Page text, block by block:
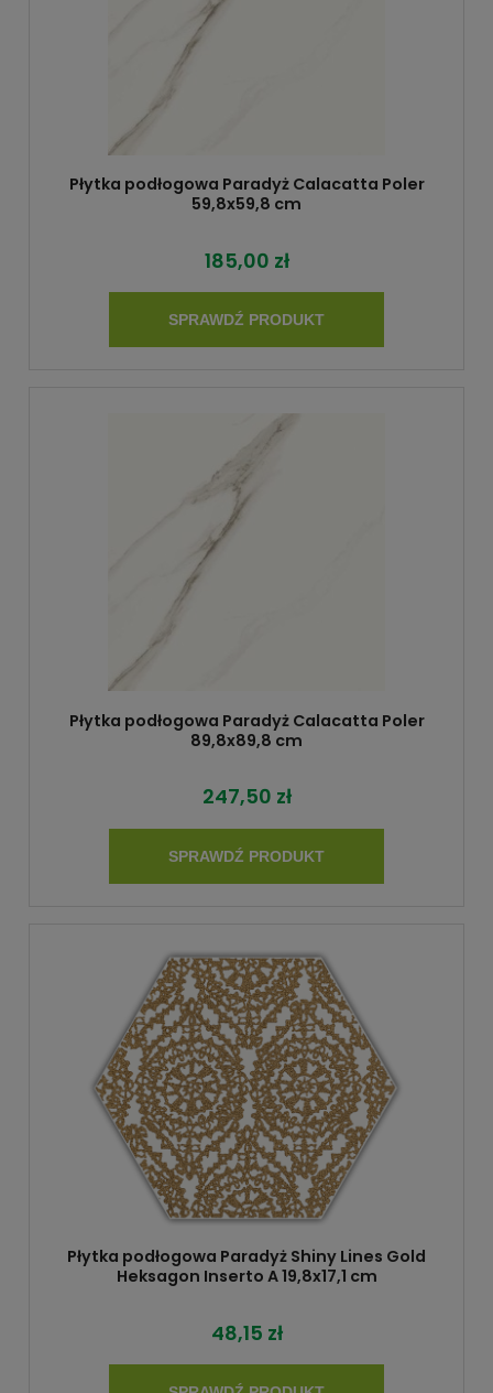
Płytka podłogowa Paradyż Calacatta Poler
59,8x59,8 cm
185,00 zł
SPRAWDŹ PRODUKT
Płytka podłogowa Paradyż Calacatta Poler
89,8x89,8 cm
247,50 zł
SPRAWDŹ PRODUKT
Płytka podłogowa Paradyż Shiny Lines Gold
Heksagon Inserto A 19,8x17,1 cm
48,15 zł